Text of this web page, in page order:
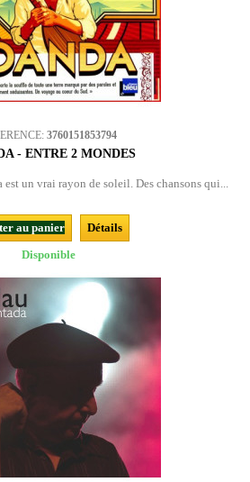
3760151853794
- ENTRE 2 MONDES
un vrai rayon de soleil. Des chansons qui...
au panier
Détails
Disponible